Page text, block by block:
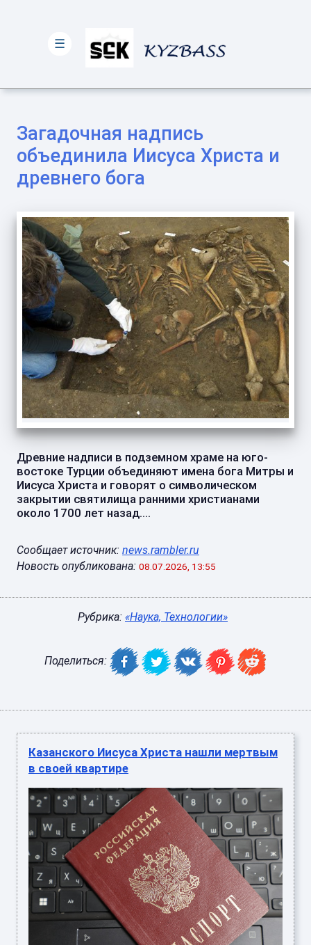
Загадочная надпись
объединила Иисуса Христа и
древнего бога
Древние надписи в подземном храме на юго-
востоке Турции объединяют имена бога Митры и
Иисуса Христа и говорят о символическом
закрытии святилища ранними христианами
около 1700 лет назад....
Сообщает источник: news.rambler.ru
Новость опубликована: 08.07.2026, 13:55
Рубрика: «Наука, Технологии»
Поделиться:
Казанского Иисуса Христа нашли мертвым
в своей квартире
☰